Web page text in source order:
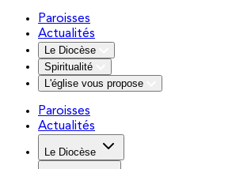
Paroisses
Actualités
Le Diocèse
Spiritualité
L'église vous propose
Paroisses
Actualités
Le Diocèse